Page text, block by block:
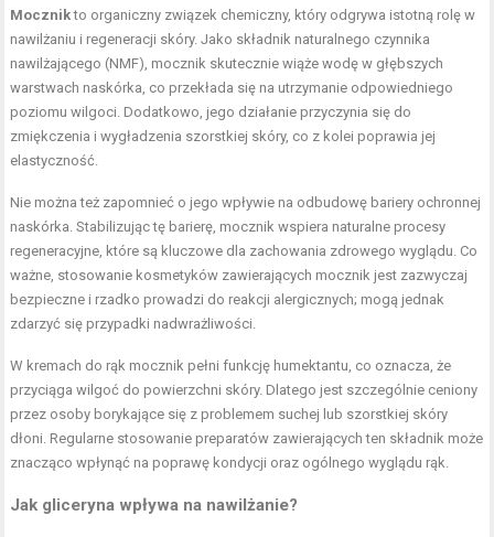
Mocznikto organiczny związek chemiczny, który odgrywa istotną rolę w
nawilżaniu i regeneracji skóry. Jako składnik naturalnego czynnika
nawilżającego (NMF), mocznik skutecznie wiąże wodę w głębszych
warstwach naskórka, co przekłada się na utrzymanie odpowiedniego
poziomu wilgoci. Dodatkowo, jego działanie przyczynia się do
zmiękczenia i wygładzenia szorstkiej skóry, co z kolei poprawia jej
elastyczność.
Nie można też zapomnieć o jego wpływie na odbudowę bariery ochronnej
naskórka. Stabilizując tę barierę, mocznik wspiera naturalne procesy
regeneracyjne, które są kluczowe dla zachowania zdrowego wyglądu. Co
ważne, stosowanie kosmetyków zawierających mocznik jest zazwyczaj
bezpieczne i rzadko prowadzi do reakcji alergicznych; mogą jednak
zdarzyć się przypadki nadwrażliwości.
W kremach do rąk mocznik pełni funkcję humektantu, co oznacza, że
przyciąga wilgoć do powierzchni skóry. Dlatego jest szczególnie ceniony
przez osoby borykające się z problemem suchej lub szorstkiej skóry
dłoni. Regularne stosowanie preparatów zawierających ten składnik może
znacząco wpłynąć na poprawę kondycji oraz ogólnego wyglądu rąk.
Jak gliceryna wpływa na nawilżanie?